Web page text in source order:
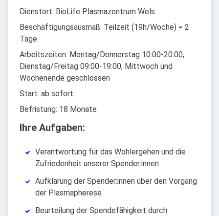
Dienstort: BioLife Plasmazentrum Wels
Beschäftigungsausmaß: Teilzeit (19h/Woche) = 2
Tage
Arbeitszeiten: Montag/Donnerstag 10:00-20:00,
Dienstag/Freitag 09:00-19:00, Mittwoch und
Wochenende geschlossen
Start: ab sofort
Befristung: 18 Monate
Ihre Aufgaben:
Verantwortung für das Wohlergehen und die
Zufriedenheit unserer Spender:innen
Aufklärung der Spender:innen über den Vorgang
der Plasmapherese
Beurteilung der Spendefähigkeit durch